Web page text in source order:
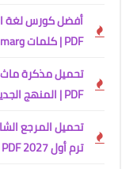
PDF | كلمات وGrammar وWriting وReading وTranslation
PDF | المنهج الجديد إعداد مستر عادل مجدي
تحميل المرجع
ترم أول 2027 PDF | شرح المنهج الجديد واختبارات شاملة